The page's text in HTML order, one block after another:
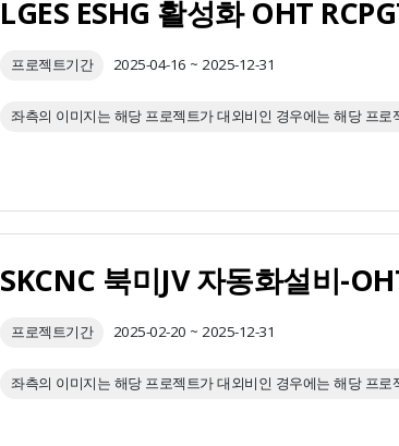
LGES ESHG 활성화 OHT
프로젝트기간 2025-04-16 ~ 2025-12-31
좌측의 이미지는 해당 프로젝트가 대외비인 경우에는 해당 프
SKCNC 북미JV 자동화설비-
프로젝트기간 2025-02-20 ~ 2025-12-31
좌측의 이미지는 해당 프로젝트가 대외비인 경우에는 해당 프